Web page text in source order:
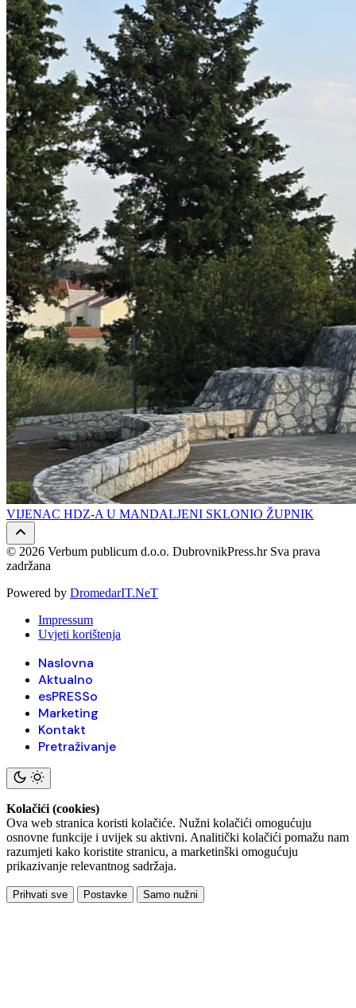
VIJENAC HDZ-A U MANDALJENI SKLONIO ŽUPNIK
© 2026 Verbum publicum d.o.o. DubrovnikPress.hr Sva prava
zadržana
Powered by DromedarIT.NeT
Impressum
Uvjeti korištenja
Naslovna
Aktualno
esPRESSo
Marketing
Kontakt
Pretraživanje
Kolačići (cookies)
Ova web stranica koristi kolačiće. Nužni kolačići omogućuju
osnovne funkcije i uvijek su aktivni. Analitički kolačići pomažu nam
razumjeti kako koristite stranicu, a marketinški omogućuju
prikazivanje relevantnog sadržaja.
Prihvati sve Postavke Samo nužni